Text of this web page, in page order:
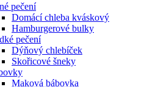
pečení
Domácí chleba kváskový
Hamburgerové bulky
pečení
Dýňový chlebíček
Skořicové šneky
Maková bábovka